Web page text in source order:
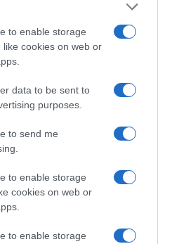
to enable storage
cookies on web or
data to be sent to
purposes.
to send me
to enable storage
cookies on web or
to enable storage
nő fiatalabb férfit választ